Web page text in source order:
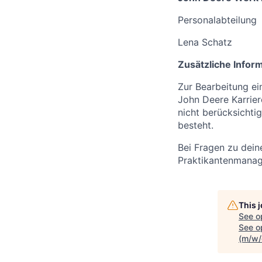
Personalabteilung
Lena Schatz
Zusätzliche
Zur Bearbeitung
John Deere
nicht
besteht.
Bei Fragen zu
This
See
See
(m/